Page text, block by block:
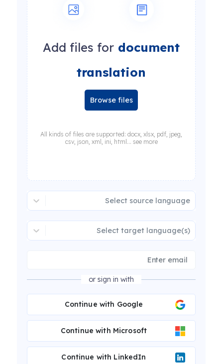
Add files for document
translation
Browse files
All kinds of files are supported: docx, xlsx, pdf, jpeg,
csv, json, xml, ini, html... see more
Select source language
Select target language(s)
or sign in with
Continue with Google
Continue with Microsoft
Continue with LinkedIn